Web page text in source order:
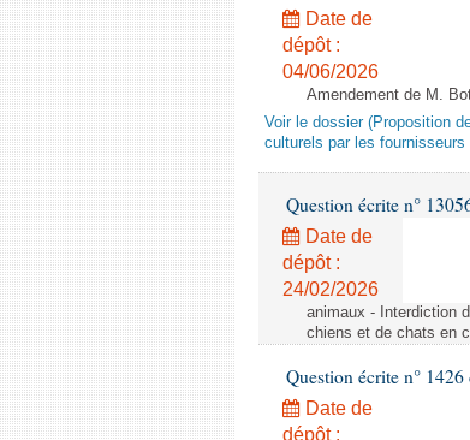
Date de
dépôt :
04/06/2026
Amendement de M.
Voir le dossier (Proposition
culturels par les fournisseurs
Question écrite n°
Date de
dépôt :
24/02/2026
animaux - Interdiction
chiens et de chats en
Question écrite n°
Date de
dépôt :